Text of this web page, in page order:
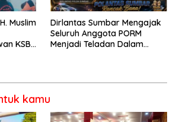
Muslim
KSB
Dirlantas Sumbar Mengajak
Seluruh Anggota PORM
Menjadi Teladan Dalam
Berkendara
kamu